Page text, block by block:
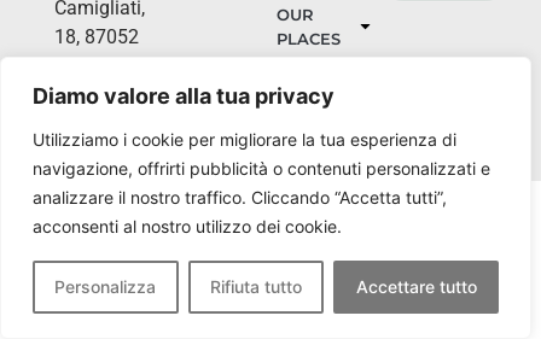
Diamo valore alla tua privacy
Utilizziamo i cookie per migliorare la tua esperienza di
navigazione, offrirti pubblicità o contenuti personalizzati e
analizzare il nostro traffico. Cliccando “Accetta tutti”,
acconsenti al nostro utilizzo dei cookie.
Personalizza Rifiuta tutto Accettare tutto
Camigliati,
18, 87052
Silano CS
OUR
PLACES